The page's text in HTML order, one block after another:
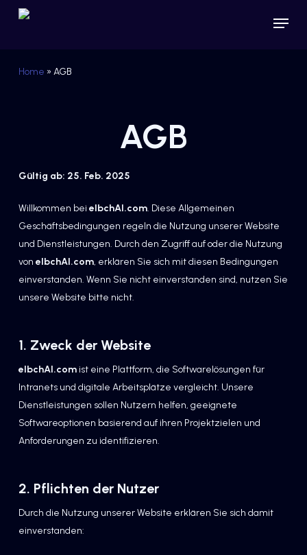
Menu
Home »AGB
AGB
Gültig ab: 25. Feb. 2025
Willkommen bei elbchAI.com. Diese Allgemeinen
Geschäftsbedingungen regeln die Nutzung unserer Website
und Dienstleistungen. Durch den Zugriff auf oder die Nutzung
von elbchAI.com, erklären Sie sich mit diesen Bedingungen
einverstanden. Wenn Sie nicht einverstanden sind, nutzen Sie
unsere Website bitte nicht.
1. Zweck der Website
elbchAI.comist eine Plattform, die Softwarelösungen für
Intranets und digitale Arbeitsplätze vergleicht. Unsere
Dienstleistungen sollen Nutzern helfen, geeignete
Softwareoptionen basierend auf ihren Projektzielen und
Anforderungen zu identifizieren.
2. Pflichten der Nutzer
Durch die Nutzung unserer Website erklären Sie sich damit
einverstanden: